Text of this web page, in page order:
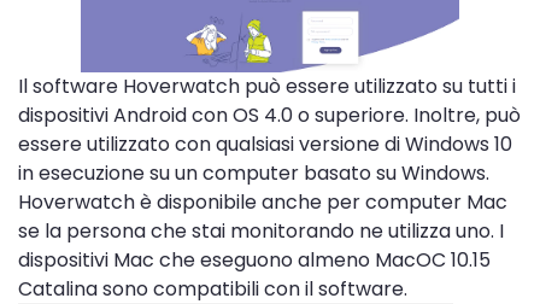
Il software Hoverwatch può essere utilizzato su tutti i
dispositivi Android con OS 4.0 o superiore. Inoltre, può
essere utilizzato con qualsiasi versione di Windows 10
in esecuzione su un computer basato su Windows.
Hoverwatch è disponibile anche per computer Mac
se la persona che stai monitorando ne utilizza uno. I
dispositivi Mac che eseguono almeno MacOC 10.15
Catalina sono compatibili con il software.